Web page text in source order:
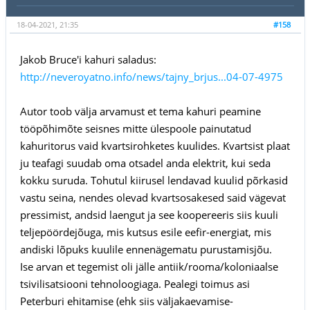
#158
18-04-2021, 21:35
Jakob Bruce'i kahuri saladus:
http://neveroyatno.info/news/tajny_brjus...04-07-4975
Autor toob välja arvamust et tema kahuri peamine
tööpõhimõte seisnes mitte ülespoole painutatud
kahuritorus vaid kvartsirohketes kuulides. Kvartsist plaat
ju teafagi suudab oma otsadel anda elektrit, kui seda
kokku suruda. Tohutul kiirusel lendavad kuulid põrkasid
vastu seina, nendes olevad kvartsosakesed said vägevat
pressimist, andsid laengut ja see koopereeris siis kuuli
teljepöördejõuga, mis kutsus esile eefir-energiat, mis
andiski lõpuks kuulile ennenägematu purustamisjõu.
Ise arvan et tegemist oli jälle antiik/rooma/koloniaalse
tsivilisatsiooni tehnoloogiaga. Pealegi toimus asi
Peterburi ehitamise (ehk siis väljakaevamise-